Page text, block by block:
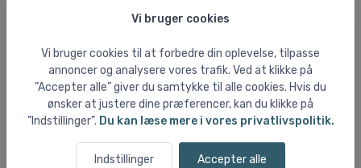
Vi bruger cookies
Vi bruger cookies til at forbedre din oplevelse, tilpasse
annoncer og analysere vores trafik. Ved at klikke på
”Accepter alle” giver du samtykke til alle cookies. Hvis du
ønsker at justere dine præferencer, kan du klikke på
”Indstillinger”. Du kan læse mere i vores privatlivspolitik.
Indstillinger Accepter alle
Let skyet
Temp: 18ºC
Føles som: 18ºC
3,6 m/s Nedbør: 0,0 mm
Onsdag 12/08 2026